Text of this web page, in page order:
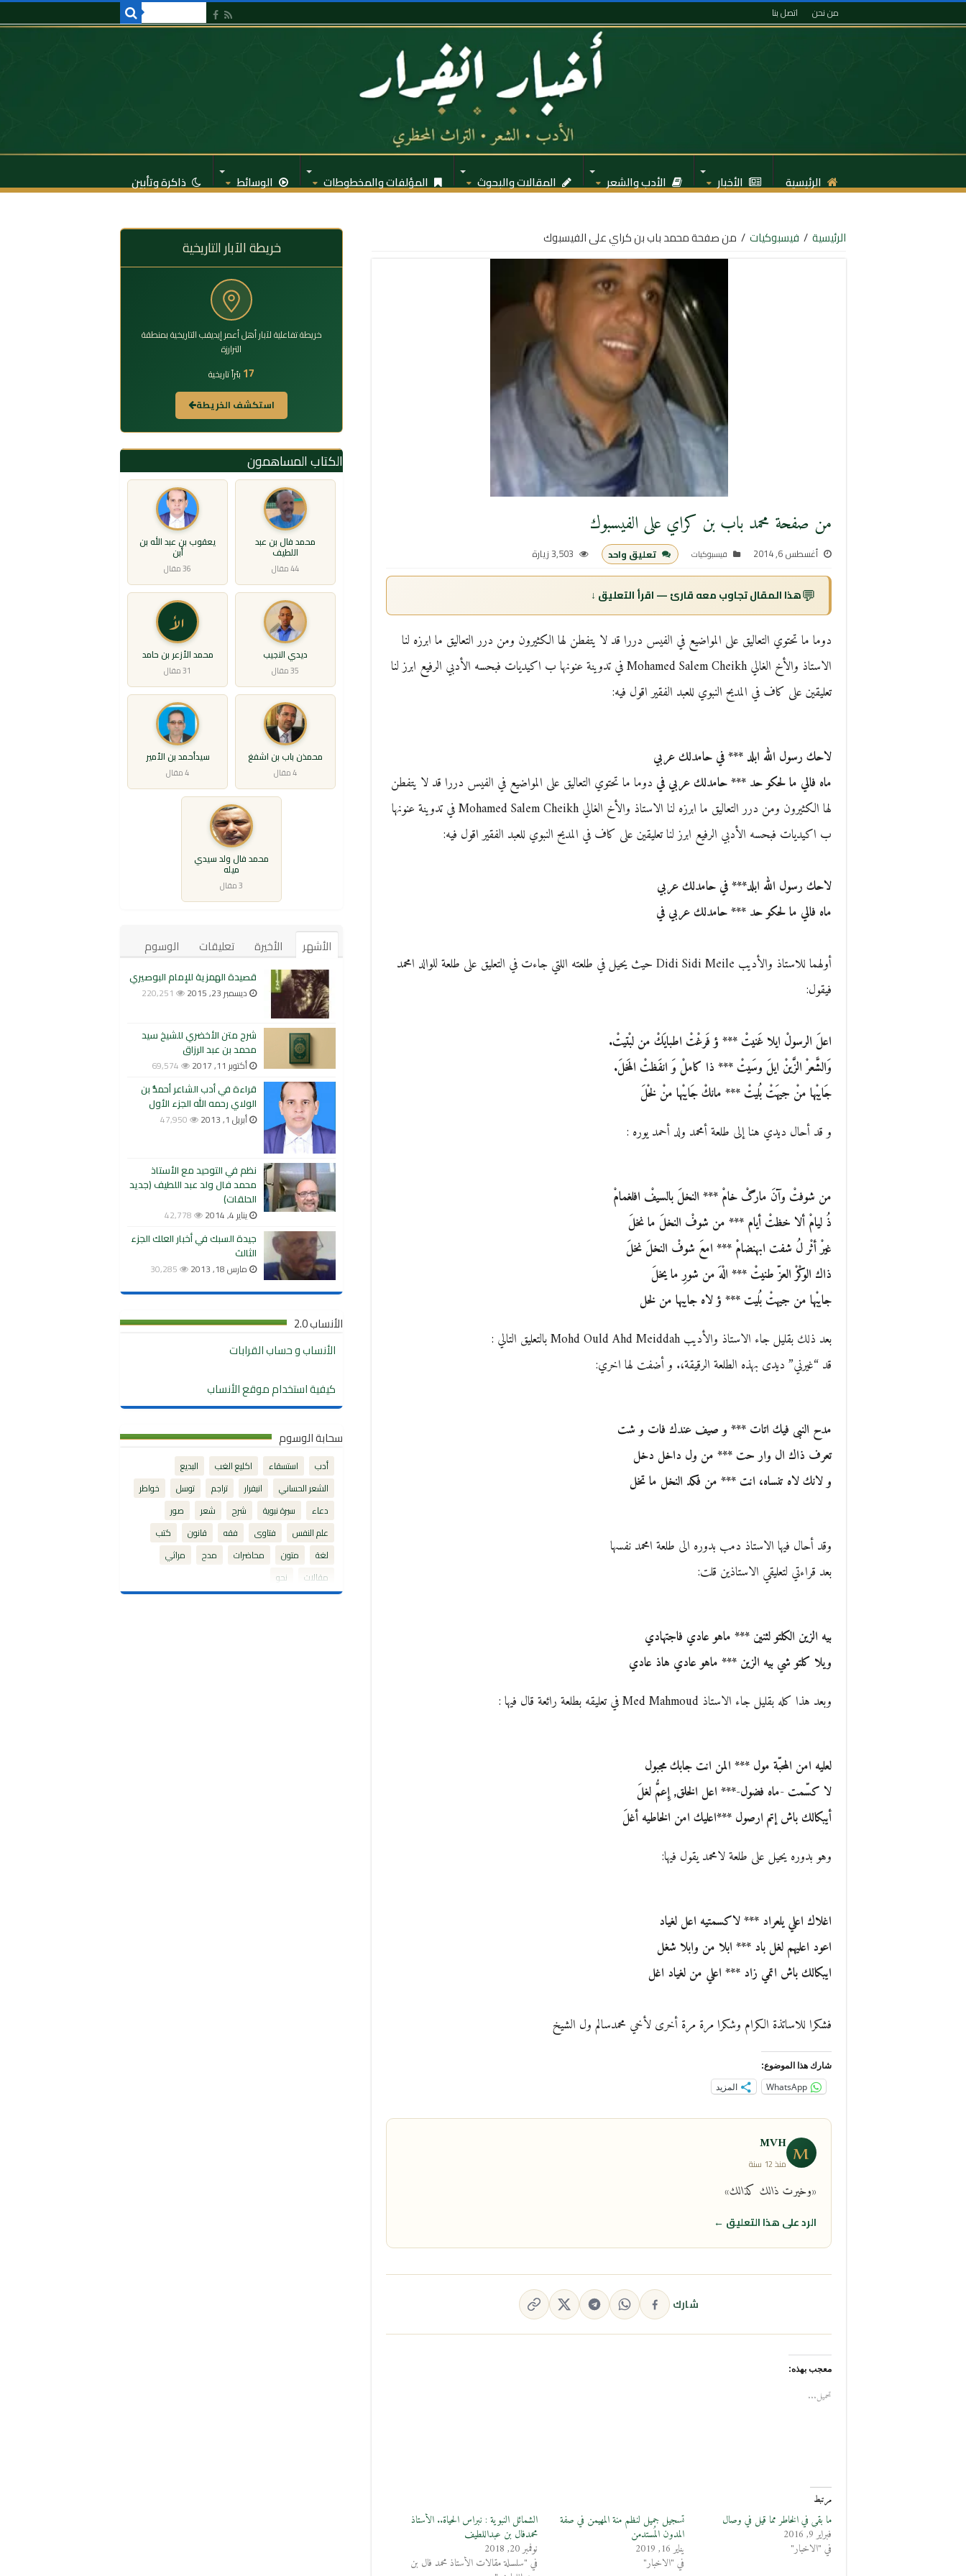
من نحن اتصل بنا
الرئيسية الأخبار الأدب والشعر المقالات والبحوث المؤلفات والمخطوطات الوسائط ذاكرة وتأبين
الرئيسية / فيسبوكيات / من صفحة محمد باب بن كراي على الفيسبوك
من صفحة محمد باب بن كراي على الفيسبوك
أغسطس 6, 2014 فيسبوكيات تعليق واحد 3,503 زيارة
💬هذا المقال تجاوب معه قارئ — اقرأ التعليق ↓
دوما ما تحتوي التعاليق على المواضيع في الفيس دررا قد لا يتفطن لها الكثيرون ومن درر التعاليق ما ابرزه لنا
الاستاذ والأخ الغالي Mohamed Salem Cheikh في تدوينة عنونها ب اكيديات فبحسه الأدبي الرفيع ابرز لنا
تعليقين على كاف في المديح النبوي للعبد الفقير اقول فيه:
لاحك رسول الله ابلد *** في حامدلك عربي
ماه فالي ما لحكو حد *** حامدلك عربي في دوما ما تحتوي التعاليق على المواضيع في الفيس دررا قد لا يتفطن
لها الكثيرون ومن درر التعاليق ما ابرزه لنا الاستاذ والأخ الغالي Mohamed Salem Cheikh في تدوينة عنونها
ب اكيديات فبحسه الأدبي الرفيع ابرز لنا تعليقين على كاف في المديح النبوي للعبد الفقير اقول فيه:
لاحك رسول الله ابلد*** في حامدلك عربي
ماه فالي ما لحكو حد *** حامدلك عربي في
أولهما للاستاذ والأديب Didi Sidi Meile حيث يحيل في طلعته اللتي جاءت في التعليق على طلعة للوالد امحمد
فيقول:
اعلَ الرسولْ ايلا غَنيتْ *** ؤ فَرغْتْ اطبايَكْ من لبْتيتْ.
وَالشَّعرْ الزَّينْ ايلَ وسَيتْ *** ذا كاملْ وَ انفَظتْ المَخلَ.
جَايبْها منْ جيهَتْ بُليتْ *** مانكْ جَايبْها منْ لخْلَ
و قد أحال ديدي هنا إلى طلعة أمحمد ولد أحمد يوره :
من شوفتْ وآنَ مارگْ خامْ *** النخلَ بالسيفْ افلغمامْ
ذُ ليامْ ألا خظتْ أيام *** من شوفْ النخلَ ما نخلَ
غيرْ أثْر لُ شفت ابهنضامْ *** امعَ شوفْ النخلَ نخلَ
ذاك الوكْرْ العزّ طنيتْ *** الْهَ من شورِ ما يخلَ
جايبْها من جيهتْ بُليت *** ؤ لاه جايبها من لخل
بعد ذلك بقليل جاء الاستاذ والأديب Mohd Ould Ahd Meiddah بالتعليق التالي :
قد “غيرني” ديدى بهذه الطلعة الرقيقة،. و أضفت لها اخري:
مدح النبى فيك اتات *** و صيف عندك فات و شت
تعرف ذاك ال وار حت *** من ول داخل دخل
و لانك لاه تنساه، انت *** من فكد النخل ما تخل
وقد أحال فيها الاستاذ دمب بدوره الى طلعة امحمد نفسها
بعد قراءتي لتعليقي الاستاذين قلت:
بيه الزين الكلتو لثنين *** ماهو عادي فاجتهادي
ويلا كلتو شي بيه الزين *** ماهو عادي هاذ عادي
وبعد هذا كله بقليل جاء الاستاذ Med Mahmoud في تعليقه بطلعة رائعة قال فيها :
لعليه امن المحبّة مول *** المن انت جابك مجبول
لا كسّمت -ماه فضول-*** اعل الخلق, إِعمُّ لغلَ
أيبكالك باش إتم ارصول ***اعليك امن الخاطيه أغلَ
وهو بدوره يحيل على طلعة لامحمد يقول فيها:
اغلاك اعلي يلعراد *** لاكسمتيه اعل لغياد
اعود اعليهم لغل باد *** ابلا من وابلا شغل
ايبكالك باش اتمي زاد *** اعلي من لغياد اغل
فشكرا للاساتذة الكرام وشكرا مرة مرة أخرى لأخي محمدسالم ول الشيخ
شارك هذا الموضوع:
WhatsApp المزيد
M
MVH
منذ 12 سنة
«وخيرت ذالك كذالك»
الرد على هذا التعليق ←
شارك
معجب بهذه:
تحميل...
مرتبط
ما بقي في الخاطر مما قيل في وصال
فبراير 9, 2016
في "الاخبار"
تسجيل جميل لنظم منة المهيمن في صفة
المدون المُستدمن
يناير 16, 2019
في "الاخبار"
الشمائل النبوية : نبراس الحياة.. الأستاذ
محمدفال بن عبداللطيف
نوفمبر 20, 2018
في "سلسلة مقالات الأستاذ محمد فال بن
خريطة الآبار التاريخية
خريطة تفاعلية لآبار أهل أعمر إيديقب التاريخية بمنطقة
الترارزة
17 بئراً تاريخية
استكشف الخريطة
الكتاب المساهمون
محمد فال بن عبد
اللطيف
44 مقال
يعقوب بن عبد الله بن
أبن
36 مقال
ديدي النجيب
35 مقال
الأ
محمد الأزعر بن حامد
31 مقال
محمذن باب بن اشفغ
4 مقال
سيدأحمد بن الأمير
4 مقال
محمد فال ولد سيدي
ميله
3 مقال
الأشهر الأخيرة تعليقات الوسوم
قصيدة الهمزية للإمام البوصيري
ديسمبر 23, 2015 220,251
شرح متن الأخضري للشيخ سيد
محمد بن عبد الرزاق
أكتوبر 11, 2017 69,574
قراءة في أدب الشاعر أحمدُّ بن
الولاي رحمه الله الجزء الأول
أبريل 1, 2013 47,950
نظم في التوحيد مع الأستاذ
محمد فال ولد عبد اللطيف (جديد
الحلقات)
يناير 4, 2014 42,778
جيدة السبك في أخبار العلك الجزء
الثالث
مارس 18, 2013 30,285
الأنساب 2.0
الأنساب و حساب القرابات
كيفية استخدام موقع الأنساب
سحابة الوسوم
أدب استسقاء اكليع الغب
البديع
الشعر الحساني
انيفرار تراجم توسل
خواطر
دعاء
سيرة نبوية شرح شعر
صور
علم النفس
فتاوى فقه قانون
كتب
لغة
متون محاضرات مدح
مراثي
مقالات
نحو